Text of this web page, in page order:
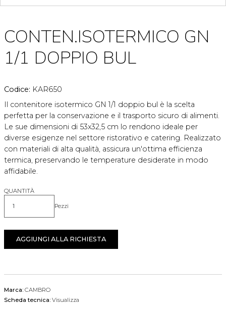
CONTEN.ISOTERMICO GN
1/1 DOPPIO BUL
Codice: KAR650
Il contenitore isotermico GN 1/1 doppio bul è la scelta
perfetta per la conservazione e il trasporto sicuro di alimenti.
Le sue dimensioni di 53x32,5 cm lo rendono ideale per
diverse esigenze nel settore ristorativo e catering. Realizzato
con materiali di alta qualità, assicura un'ottima efficienza
termica, preservando le temperature desiderate in modo
affidabile.
QUANTITÀ
Quantità Pezzi
AGGIUNGI ALLA RICHIESTA
Marca: CAMBRO
Scheda tecnica: Visualizza